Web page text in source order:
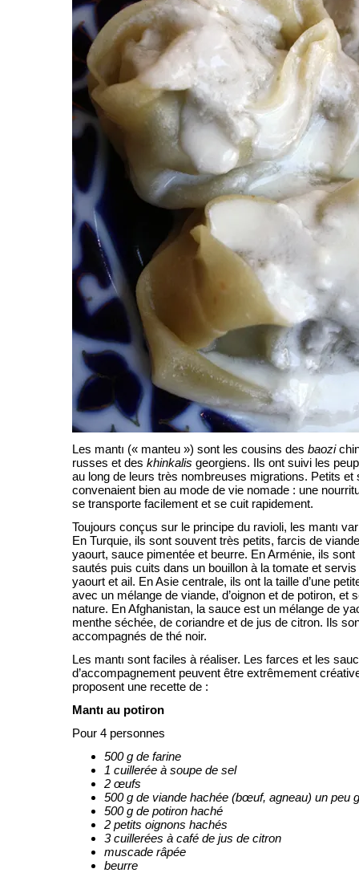
Les mantı (« manteu ») sont les cousins des baozi
russes et des khinkalis georgiens. Ils ont suivi les
au long de leurs très nombreuses migrations. Petits et
convenaient bien au mode de vie nomade : une
se transporte facilement et se cuit rapidement.
Toujours conçus sur le principe du ravioli, les mantı
En Turquie, ils sont souvent très petits, farcis de
yaourt, sauce pimentée et beurre. En Arménie, ils
sautés puis cuits dans un bouillon à la tomate et
yaourt et ail. En Asie centrale, ils ont la taille d’une
avec un mélange de viande, d’oignon et de potiron, et
nature. En Afghanistan, la sauce est un mélange de
menthe séchée, de coriandre et de jus de citron. Ils
accompagnés de thé noir.
Les mantı sont faciles à réaliser. Les farces et les
d’accompagnement peuvent être extrêmement
proposent une recette de :
Mantı au potiron
Pour 4 personnes
500 g de farine
1 cuillerée à soupe de sel
2 œufs
500 g de viande hachée (bœuf, agneau) un peu
500 g de potiron haché
2 petits oignons hachés
3 cuillerées à café de jus de citron
muscade râpée
beurre